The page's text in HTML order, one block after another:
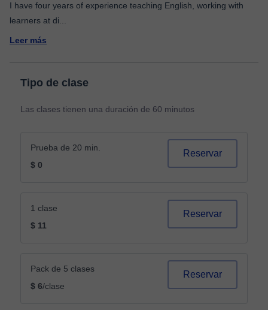
I have four years of experience teaching English, working with
learners at di
Leer más
Tipo de clase
Las clases tienen una duración de 60 minutos
Prueba de 20 min.
$ 0
Reservar
1 clase
$ 11
Reservar
Pack de 5 clases
$ 6/clase
Reservar